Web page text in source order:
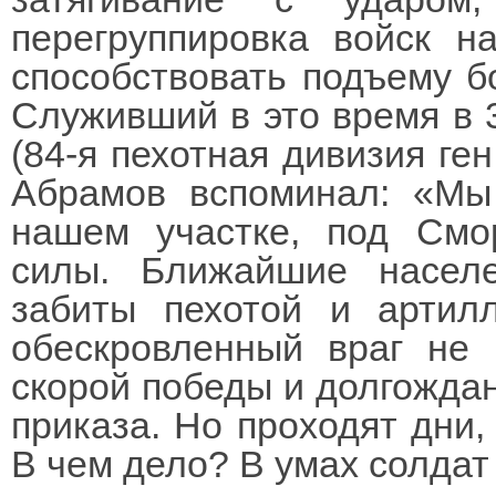
перегруппировка войск
способствовать подъему
Служивший в это время в
(84-я пехотная дивизия
Абрамов вспоминал:
нашем участке, под
силы. Ближайшие
забиты пехотой и
обескровленный враг
скорой победы и
приказа. Но проходят
В чем дело? В умах